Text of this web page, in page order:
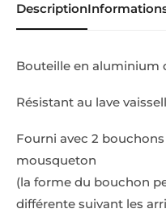
Description
Bouteille en aluminium
Résistant au lave
Fourni avec 2
mousqueton
(la forme du bouchon
différente suivant les